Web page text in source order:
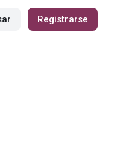
Registrarse